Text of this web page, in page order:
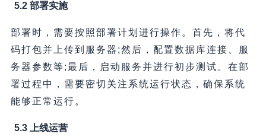
5.2 部署实施
部署时，需要按照部署计划进行操作。首先，将代
码打包并上传到服务器;然后，配置数据库连接、服
务器参数等;最后，启动服务并进行初步测试。在部
署过程中，需要密切关注系统运行状态，确保系统
能够正常运行。
5.3 上线运营